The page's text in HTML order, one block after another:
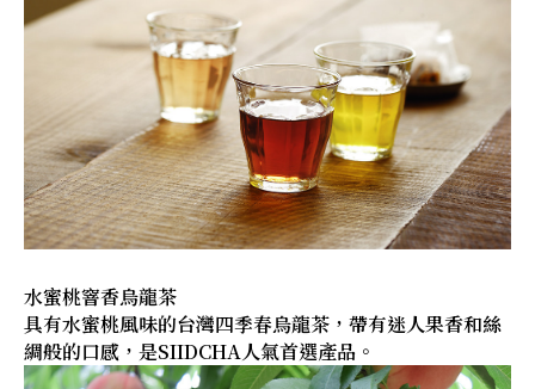
水蜜桃窨香烏龍茶
具有水蜜桃風味的台灣四季春烏龍茶，帶有迷人果香和絲
綢般的口感，是SIIDCHA人氣首選產品。